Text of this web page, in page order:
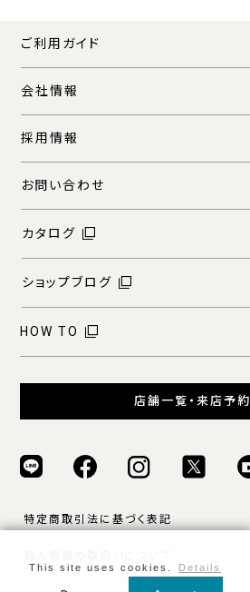
ご利用ガイド
会社情報
採用情報
お問い合わせ
カタログ
ショップブログ
HOW TO
店舗一覧・来店予約
特定商取引法に基づく表記
This site uses cookies. Details